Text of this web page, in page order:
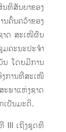
ສັນຍາຂອງ
ນຄວ້າຂອງ
າດ ສະເໜີຜົນ
ຄະນະປະຈຳ
ນ ໂດຍມີການ
ການທີ່ສະເໜີ
ພາແຫ່ງຊາດ
ເປັນມະຕິ.
ເຖິງຊຸດທີ